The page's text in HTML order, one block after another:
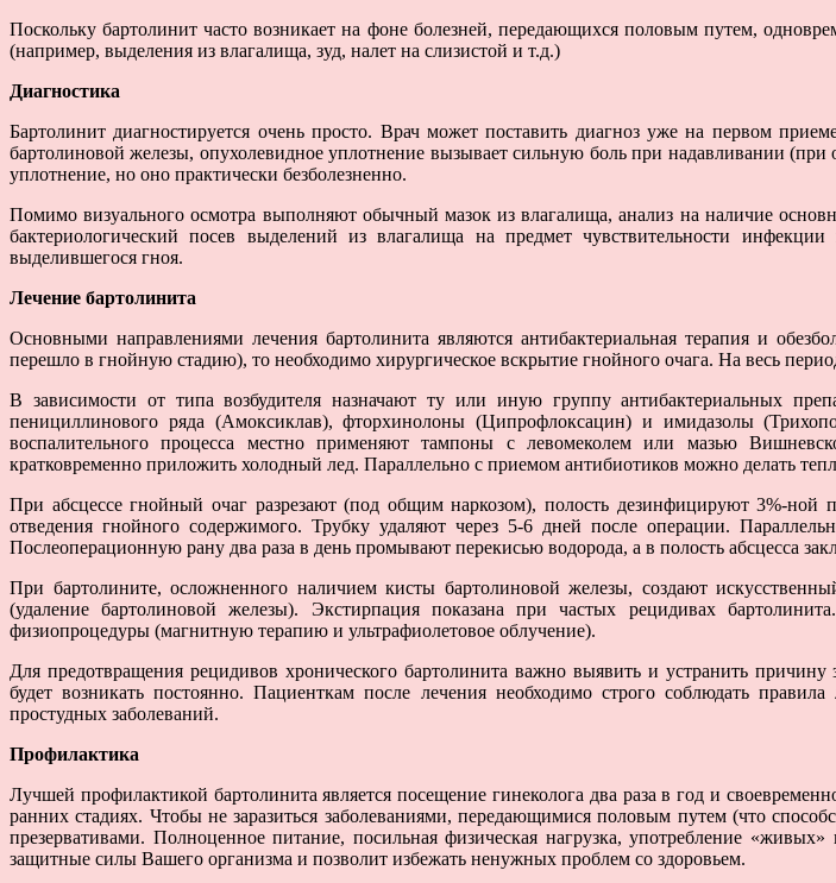
Поскольку бартолинит часто возникает на фоне болезней, передающихся половым путем,
(например, выделения из влагалища, зуд, налет на слизистой и т.д.)
Диагностика
Бартолинит диагностируется очень просто. Врач может поставить диагноз уже на первом
бартолиновой железы, опухолевидное уплотнение вызывает сильную боль при надавливании
уплотнение, но оно практически безболезненно.
Помимо визуального осмотра выполняют обычный мазок из влагалища, анализ на наличие
бактериологический посев выделений из влагалища на предмет чувствительности
выделившегося гноя.
Лечение бартолинита
Основными направлениями лечения бартолинита являются антибактериальная терапия и
перешло в гнойную стадию), то необходимо хирургическое вскрытие гнойного очага. На весь
В зависимости от типа возбудителя назначают ту или иную группу антибактериальных
пенициллинового ряда (Амoксиклав), фторхинолоны (Ципрофлоксацин) и имидазолы
воспалительного процесса местно применяют тампоны с левомеколем или мазью
кратковременно приложить холодный лед. Параллельно с приемом антибиотиков можно делать
При абсцессе гнойный очаг разрезают (под общим наркозом), полость дезинфицируют 3%-
отведения гнойного содержимого. Трубку удаляют через 5-6 дней после операции.
Послеоперационную рану два раза в день промывают перекисью водорода, а в полость абсцесса
При бартолините, осложненного наличием кисты бартолиновой железы, создают
(удаление бартолиновой железы). Экстирпация показана при частых рецидивах
физиопроцедуры (магнитную терапию и ультрафиолетовое облучение).
Для предотвращения рецидивов хронического бартолинита важно выявить и устранить
будет возникать постоянно. Пациенткам после лечения необходимо строго соблюдать
простудных заболеваний.
Профилактика
Лучшей профилактикой бартолинита является посещение гинеколога два раза в год и
ранних стадиях. Чтобы не заразиться заболеваниями, передающимися половым путем (что
презервативами. Полноценное питание, посильная физическая нагрузка, употребление
защитные силы Вашего организма и позволит избежать ненужных проблем со здоровьем.